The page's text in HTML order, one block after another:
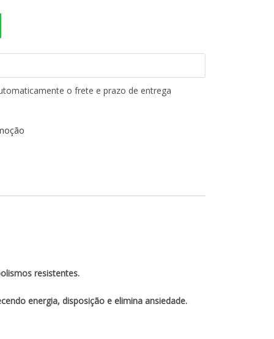
o frete e prazo de entrega
resistentes.
energia, disposição e elimina ansiedade.